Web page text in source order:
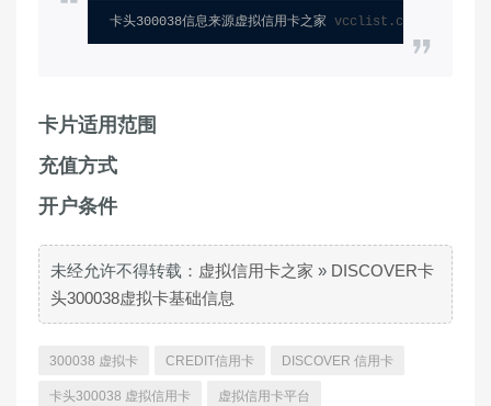
卡头300038信息来源虚拟信用卡之家 vcclist.com
卡片适用范围
充值方式
开户条件
未经允许不得转载： 虚拟信用卡之家 » DISCOVER卡
头300038虚拟卡基础信息
300038 虚拟卡 CREDIT信用卡 DISCOVER 信用卡
卡头300038 虚拟信用卡 虚拟信用卡平台